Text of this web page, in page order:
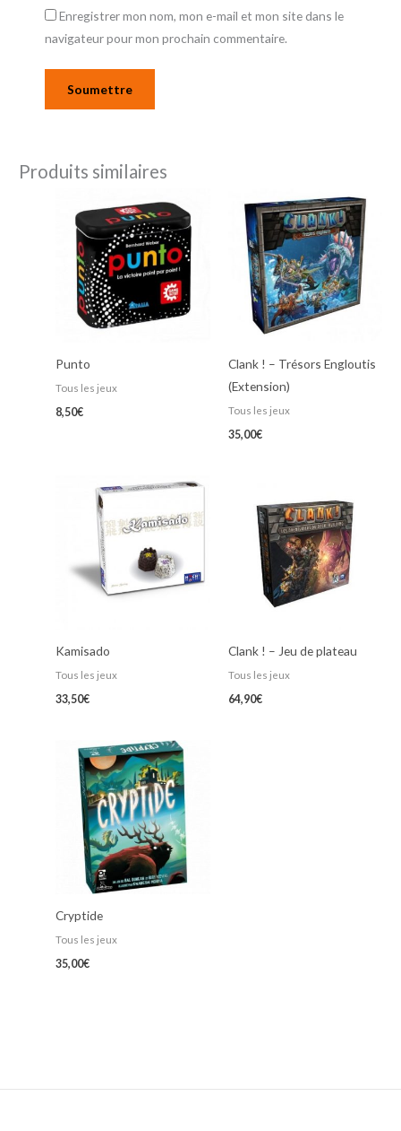
Enregistrer mon nom, mon e-mail et mon site dans le
navigateur pour mon prochain commentaire.
Produits similaires
Punto
Tous les jeux
8,50€
Clank ! – Trésors Engloutis
(Extension)
Tous les jeux
35,00€
Kamisado
Tous les jeux
33,50€
Clank ! – Jeu de plateau
Tous les jeux
64,90€
Cryptide
Tous les jeux
35,00€